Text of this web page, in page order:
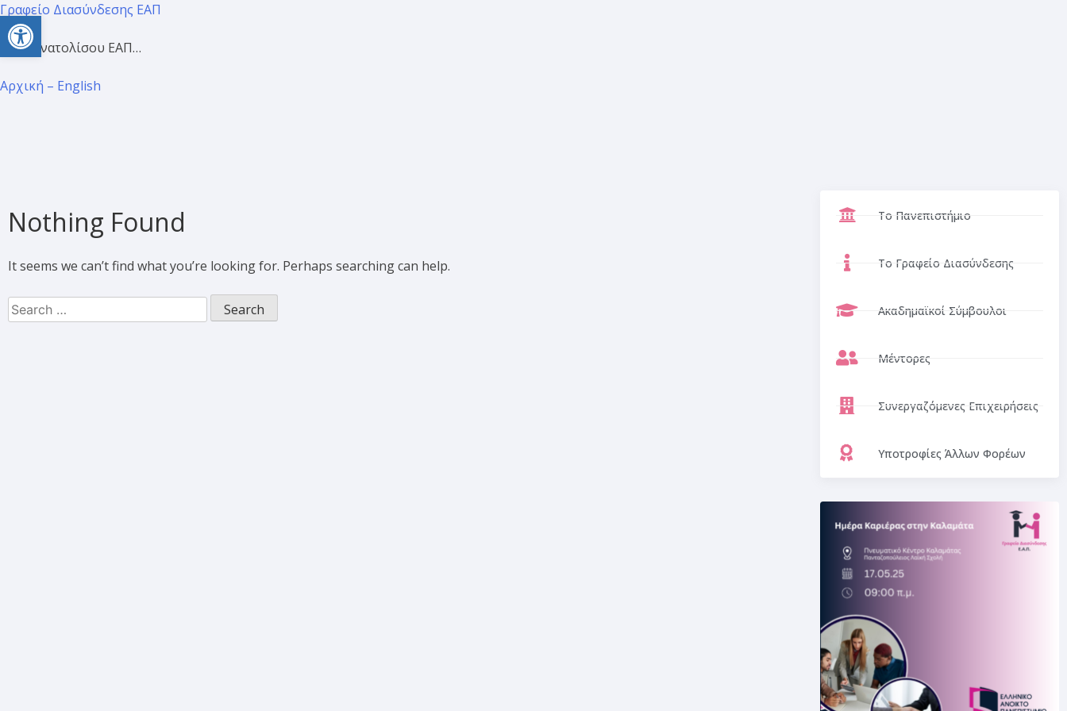
Open toolbar
Γραφείο Διασύνδεσης ΕΑΠ
Προσανατολίσου ΕΑΠ…
Αρχική – English
Nothing Found
It seems we can’t find what you’re looking for. Perhaps searching can help.
Το Πανεπιστήμιο
Το Γραφείο Διασύνδεσης
Ακαδημαϊκοί Σύμβουλοι
Μέντορες
Συνεργαζόμενες Επιχειρήσεις
Υποτροφίες Άλλων Φορέων